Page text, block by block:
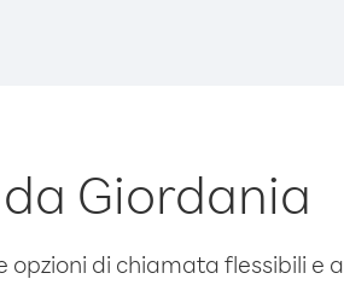
Giordania
di chiamata flessibili e a